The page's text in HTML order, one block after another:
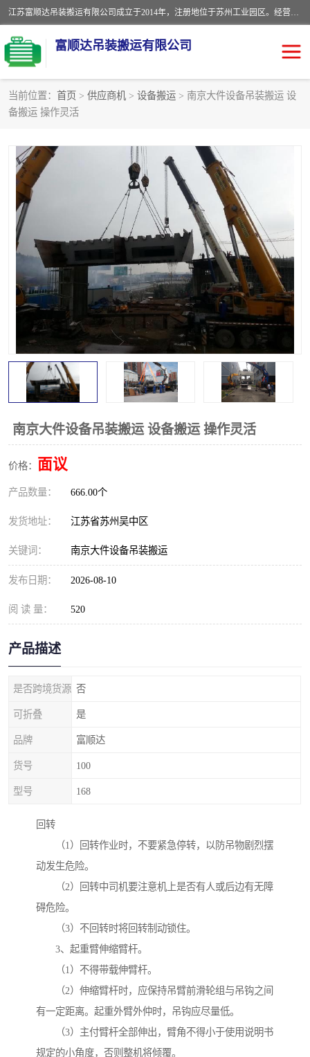
江苏富顺达吊装搬运有限公司成立于2014年，注册地位于苏州工业园区。经营范围包括起重吊装、搬运装卸服务；叉车、吊车租赁；水电安装；机电工程施工及维护；机电设备安装；家政服务、保洁服务。苏州搬运公司，苏州叉车出租，苏州吊车出租，苏州工厂设备搬运，专业设备吊装服务。
富顺达吊装搬运有限公司
当前位置： 首页 > 供应商机 > 设备搬运 > 南京大件设备吊装搬运 设
备搬运 操作灵活
南京大件设备吊装搬运 设备搬运 操作灵活
价格： 面议
产品数量： 666.00个
发货地址： 江苏省苏州吴中区
关键词： 南京大件设备吊装搬运
发布日期： 2026-08-10
阅 读 量： 520
产品描述
是否跨境货源 否
可折叠 是
品牌 富顺达
货号 100
型号 168
回转
（1）回转作业时，不要紧急停转，以防吊物剧烈摆
动发生危险。
（2）回转中司机要注意机上是否有人或后边有无障
碍危险。
（3）不回转时将回转制动锁住。
3、起重臂伸缩臂杆。
（1）不得带载伸臂杆。
（2）伸缩臂杆时，应保持吊臂前滑轮组与吊钩之间
有一定距离。起重外臂外仲时，吊钩应尽量低。
（3）主付臂杆全部伸出，臂角不得小于使用说明书
规定的小角度，否则整机将倾覆。
苏州设备搬运吊装服务
工厂搬迁公司 设备包装
设备定位移位 起重吊装
设备搬运 吊装公司
工厂设备搬运 专业设备吊装服务
吊车出租租赁服务 叉车出租租赁服务